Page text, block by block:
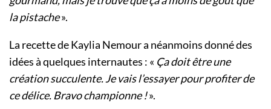
la pistache».
La recette de Kaylia Nemour a néanmoins donné des
idées à quelques internautes : « Ça doit être une
création succulente. Je vais l’essayer pour profiter de
ce délice. Bravo championne !».